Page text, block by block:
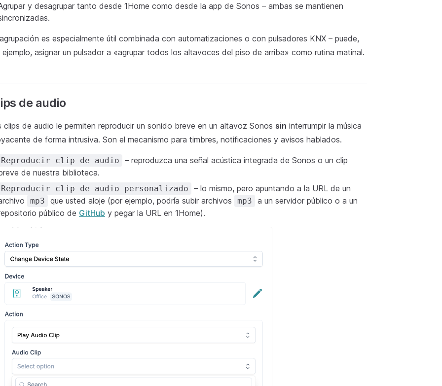
y desagrupar tanto desde 1Home como desde la app de Sonos – ambas se mantienen
es especialmente útil combinada con automatizaciones o con pulsadores KNX – puede,
ejemplo, asignar un pulsador a «agrupar todos los altavoces del piso de arriba» como rutina matinal.
de audio
clips de audio le permiten reproducir un sonido breve en un altavoz Sonos sin interrumpir la música
de forma intrusiva. Son el mecanismo para timbres, notificaciones y avisos hablados.
Reproducir clip de audio
– reproduzca una señal acústica integrada de Sonos o un clip
de nuestra biblioteca.
Reproducir clip de audio personalizado
– lo mismo, pero apuntando a la URL de un
mp3 que usted aloje (por ejemplo, podría subir archivos mp3
a un servidor público o a un
público de GitHub y pegar la URL en 1Home).